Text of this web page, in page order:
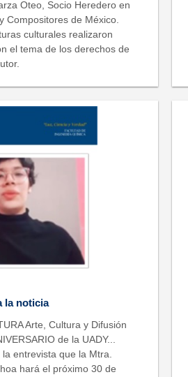
Oteo, Socio Heredero en
Compositores de México.
culturales realizaron
el tema de los derechos de
la noticia
Arte, Cultura y Difusión
de la UADY...
entrevista que la Mtra.
hará el próximo 30 de